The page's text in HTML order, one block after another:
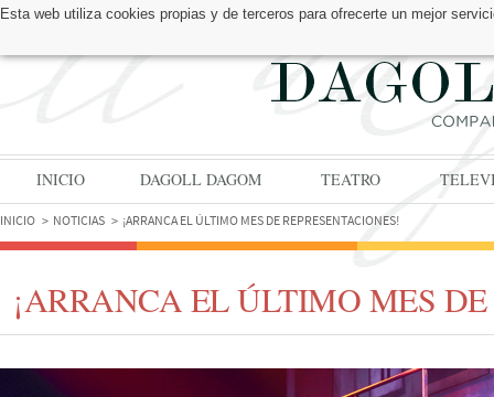
Esta web utiliza cookies propias y de terceros para ofrecerte un mejor
ENCUÉNTRANOS EN:
INICIO DAGOLL DAGOM TEATRO
INICIO NOTICIAS ¡ARRANCA EL ÚLTIMO MES DE REPRESENTACIONES!
¡ARRANCA EL ÚLTIMO MES